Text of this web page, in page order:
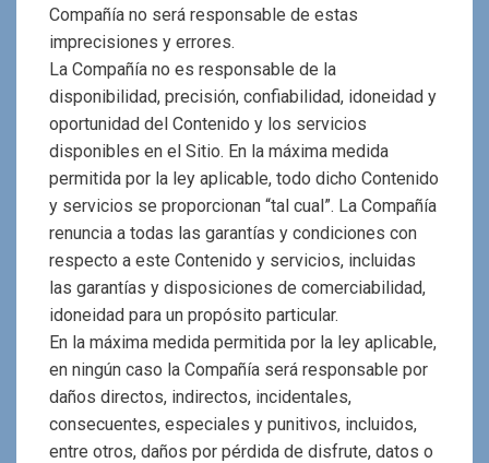
Compañía no será responsable de estas
imprecisiones y errores.
La Compañía no es responsable de la
disponibilidad, precisión, confiabilidad, idoneidad y
oportunidad del Contenido y los servicios
disponibles en el Sitio. En la máxima medida
permitida por la ley aplicable, todo dicho Contenido
y servicios se proporcionan “tal cual”. La Compañía
renuncia a todas las garantías y condiciones con
respecto a este Contenido y servicios, incluidas
las garantías y disposiciones de comerciabilidad,
idoneidad para un propósito particular.
En la máxima medida permitida por la ley aplicable,
en ningún caso la Compañía será responsable por
daños directos, indirectos, incidentales,
consecuentes, especiales y punitivos, incluidos,
entre otros, daños por pérdida de disfrute, datos o